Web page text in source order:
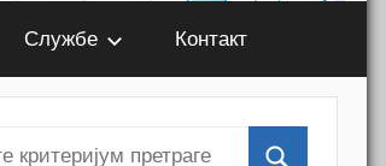
Службе Контакт